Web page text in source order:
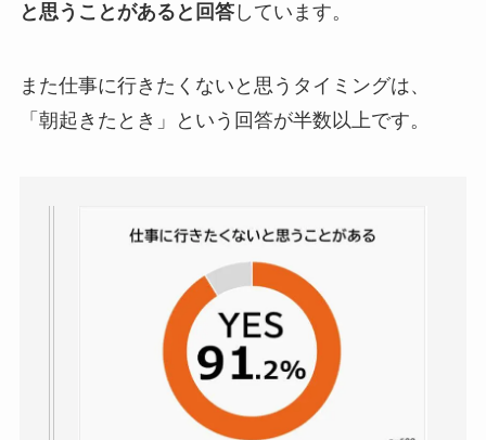
と思うことがあると回答しています。
また仕事に行きたくないと思うタイミングは、
「朝起きたとき」という回答が半数以上です。